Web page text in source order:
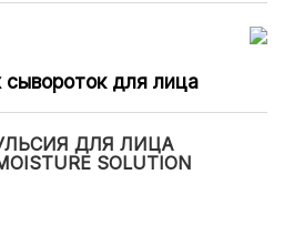
сывороток для лица
ДЛЯ ЛИЦА
SOLUTION